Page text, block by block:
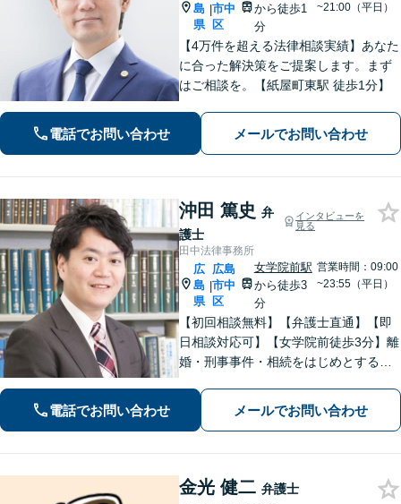
島
県
|市中
区
から徒歩1
分
~21:00（平日）
【4万件を超える法律相談実績】あなた
に合った解決策をご提案します。まず
はご相談を。【紙屋町東駅 徒歩1分】
電話でお問い合わせ メールでお問い合わせ
沖田 篤史 弁
護士
インタビューを
見る
田中法律事務所
広
島
県
|
広島
市中
区
女学院前駅
から徒歩3
分
営業時間：09:00
~23:55（平日）
【初回相談無料】【弁護士直通】【即
日相談対応可】【女学院前徒歩3分】離
婚・刑事事件・相続をはじめとする身
ない真の問題解決を目指して誠実かつ
迅速な対応を致します。是非、お気軽
電話でお問い合わせ メールでお問い合わせ
金光 健二 弁護士